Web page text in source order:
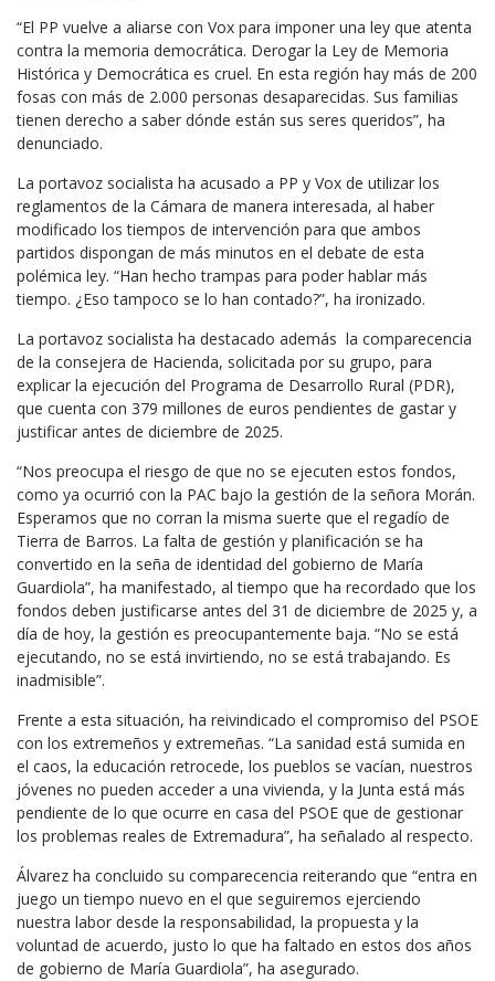
“El PP vuelve a aliarse con Vox para imponer una ley que atenta
contra la memoria democrática. Derogar la Ley de Memoria
Histórica y Democrática es cruel. En esta región hay más de 200
fosas con más de 2.000 personas desaparecidas. Sus familias
tienen derecho a saber dónde están sus seres queridos”, ha
denunciado.
La portavoz socialista ha acusado a PP y Vox de utilizar los
reglamentos de la Cámara de manera interesada, al haber
modificado los tiempos de intervención para que ambos
partidos dispongan de más minutos en el debate de esta
polémica ley. “Han hecho trampas para poder hablar más
tiempo. ¿Eso tampoco se lo han contado?”, ha ironizado.
La portavoz socialista ha destacado además la comparecencia
de la consejera de Hacienda, solicitada por su grupo, para
explicar la ejecución del Programa de Desarrollo Rural (PDR),
que cuenta con 379 millones de euros pendientes de gastar y
justificar antes de diciembre de 2025.
“Nos preocupa el riesgo de que no se ejecuten estos fondos,
como ya ocurrió con la PAC bajo la gestión de la señora Morán.
Esperamos que no corran la misma suerte que el regadío de
Tierra de Barros. La falta de gestión y planificación se ha
convertido en la seña de identidad del gobierno de María
Guardiola”, ha manifestado, al tiempo que ha recordado que los
fondos deben justificarse antes del 31 de diciembre de 2025 y, a
día de hoy, la gestión es preocupantemente baja. “No se está
ejecutando, no se está invirtiendo, no se está trabajando. Es
inadmisible”.
Frente a esta situación, ha reivindicado el compromiso del PSOE
con los extremeños y extremeñas. “La sanidad está sumida en
el caos, la educación retrocede, los pueblos se vacían, nuestros
jóvenes no pueden acceder a una vivienda, y la Junta está más
pendiente de lo que ocurre en casa del PSOE que de gestionar
los problemas reales de Extremadura”, ha señalado al respecto.
Álvarez ha concluido su comparecencia reiterando que “entra en
juego un tiempo nuevo en el que seguiremos ejerciendo
nuestra labor desde la responsabilidad, la propuesta y la
voluntad de acuerdo, justo lo que ha faltado en estos dos años
de gobierno de María Guardiola”, ha asegurado.